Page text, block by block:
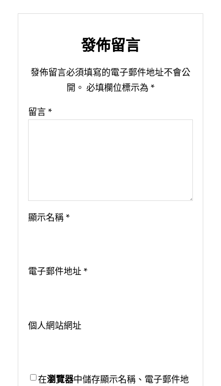
發佈留言
發佈留言必須填寫的電子郵件地址不會公
開。 必填欄位標示為 *
留言 *
顯示名稱 *
電子郵件地址 *
個人網站網址
在瀏覽器中儲存顯示名稱、電子郵件地